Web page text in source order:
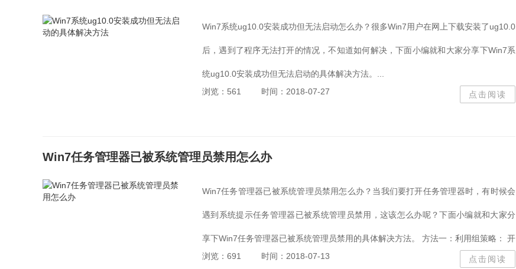
Win7系统ug10.0安装成功但无法启动怎么办？很多Win7用户在网上下载安装了ug10.0
后，遇到了程序无法打开的情况，不知道如何解决，下面小编就和大家分享下Win7系
统ug10.0安装成功但无法启动的具体解决方法。...
浏览：561
时间：2018-07-27 点击阅读
Win7任务管理器已被系统管理员禁用怎么办
Win7任务管理器已被系统管理员禁用怎么办？当我们要打开任务管理器时，有时候会
遇到系统提示任务管理器已被系统管理员禁用，这该怎么办呢？下面小编就和大家分
享下Win7任务管理器已被系统管理员禁用的具体解决方法。 方法一：利用组策略： 开
始/运行/gpedit....
浏览：691 时间：2018-07-13 点击阅读